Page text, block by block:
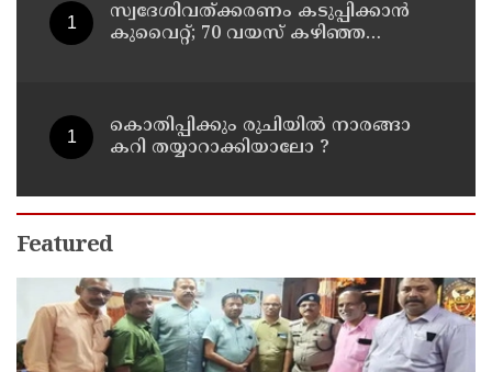
സ്വദേശിവത്ക്കരണം കടുപ്പിക്കാന്‍
കുവൈറ്റ്; 70 വയസ് കഴിഞ്ഞ
കൊതിപ്പിക്കും രുചിയിൽ നാരങ്ങാ
കറി തയ്യാറാക്കിയാലോ ?
Featured